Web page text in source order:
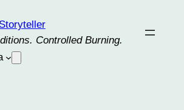
Controlled Burning.